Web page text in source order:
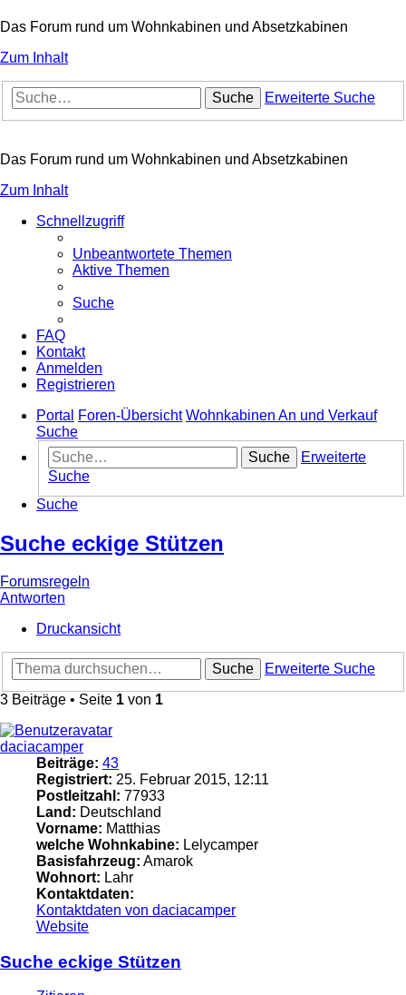
Das Forum rund um Wohnkabinen und Absetzkabinen
Zum Inhalt
Suche Erweiterte Suche
Das Forum rund um Wohnkabinen und Absetzkabinen
Zum Inhalt
Schnellzugriff
Unbeantwortete Themen
Aktive Themen
Suche
FAQ
Kontakt
Anmelden
Registrieren
Portal
Foren-Übersicht Wohnkabinen An und Verkauf
Suche
Suche
Erweiterte
Suche
Suche
Suche eckige Stützen
Forumsregeln
Antworten
Druckansicht
Suche
Erweiterte Suche
3 Beiträge • Seite 1 von 1
daciacamper
Beiträge: 43
Registriert: 25. Februar 2015, 12:11
Postleitzahl: 77933
Land: Deutschland
Vorname: Matthias
welche Wohnkabine: Lelycamper
Basisfahrzeug: Amarok
Wohnort: Lahr
Kontaktdaten:
Kontaktdaten von daciacamper
Website
Suche eckige Stützen